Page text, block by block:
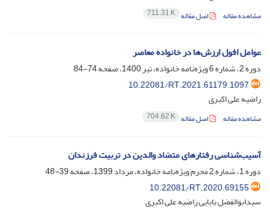
مشاهده مقاله اصل مقاله 711.31 K
عوامل افول ارزش‌ها در خانواده معاصر
دوره 2، شماره 6 ویژه‌نامه خانواده، تیر 1400، صفحه
74-84
10.22081/RT.2021.61179.1097
راضیه علی اکبری
مشاهده مقاله اصل مقاله 704.62 K
آسیب‌شناسی رفتارهای متضاد والدین در تربیت فرزندان
دوره 1، شماره 2 محرم ویژه‌نامه خانواده، مرداد 1399، صفحه
39-48
10.22081/RT.2020.69155
سیدابوالفضل بابایی راضیه علی اکبری